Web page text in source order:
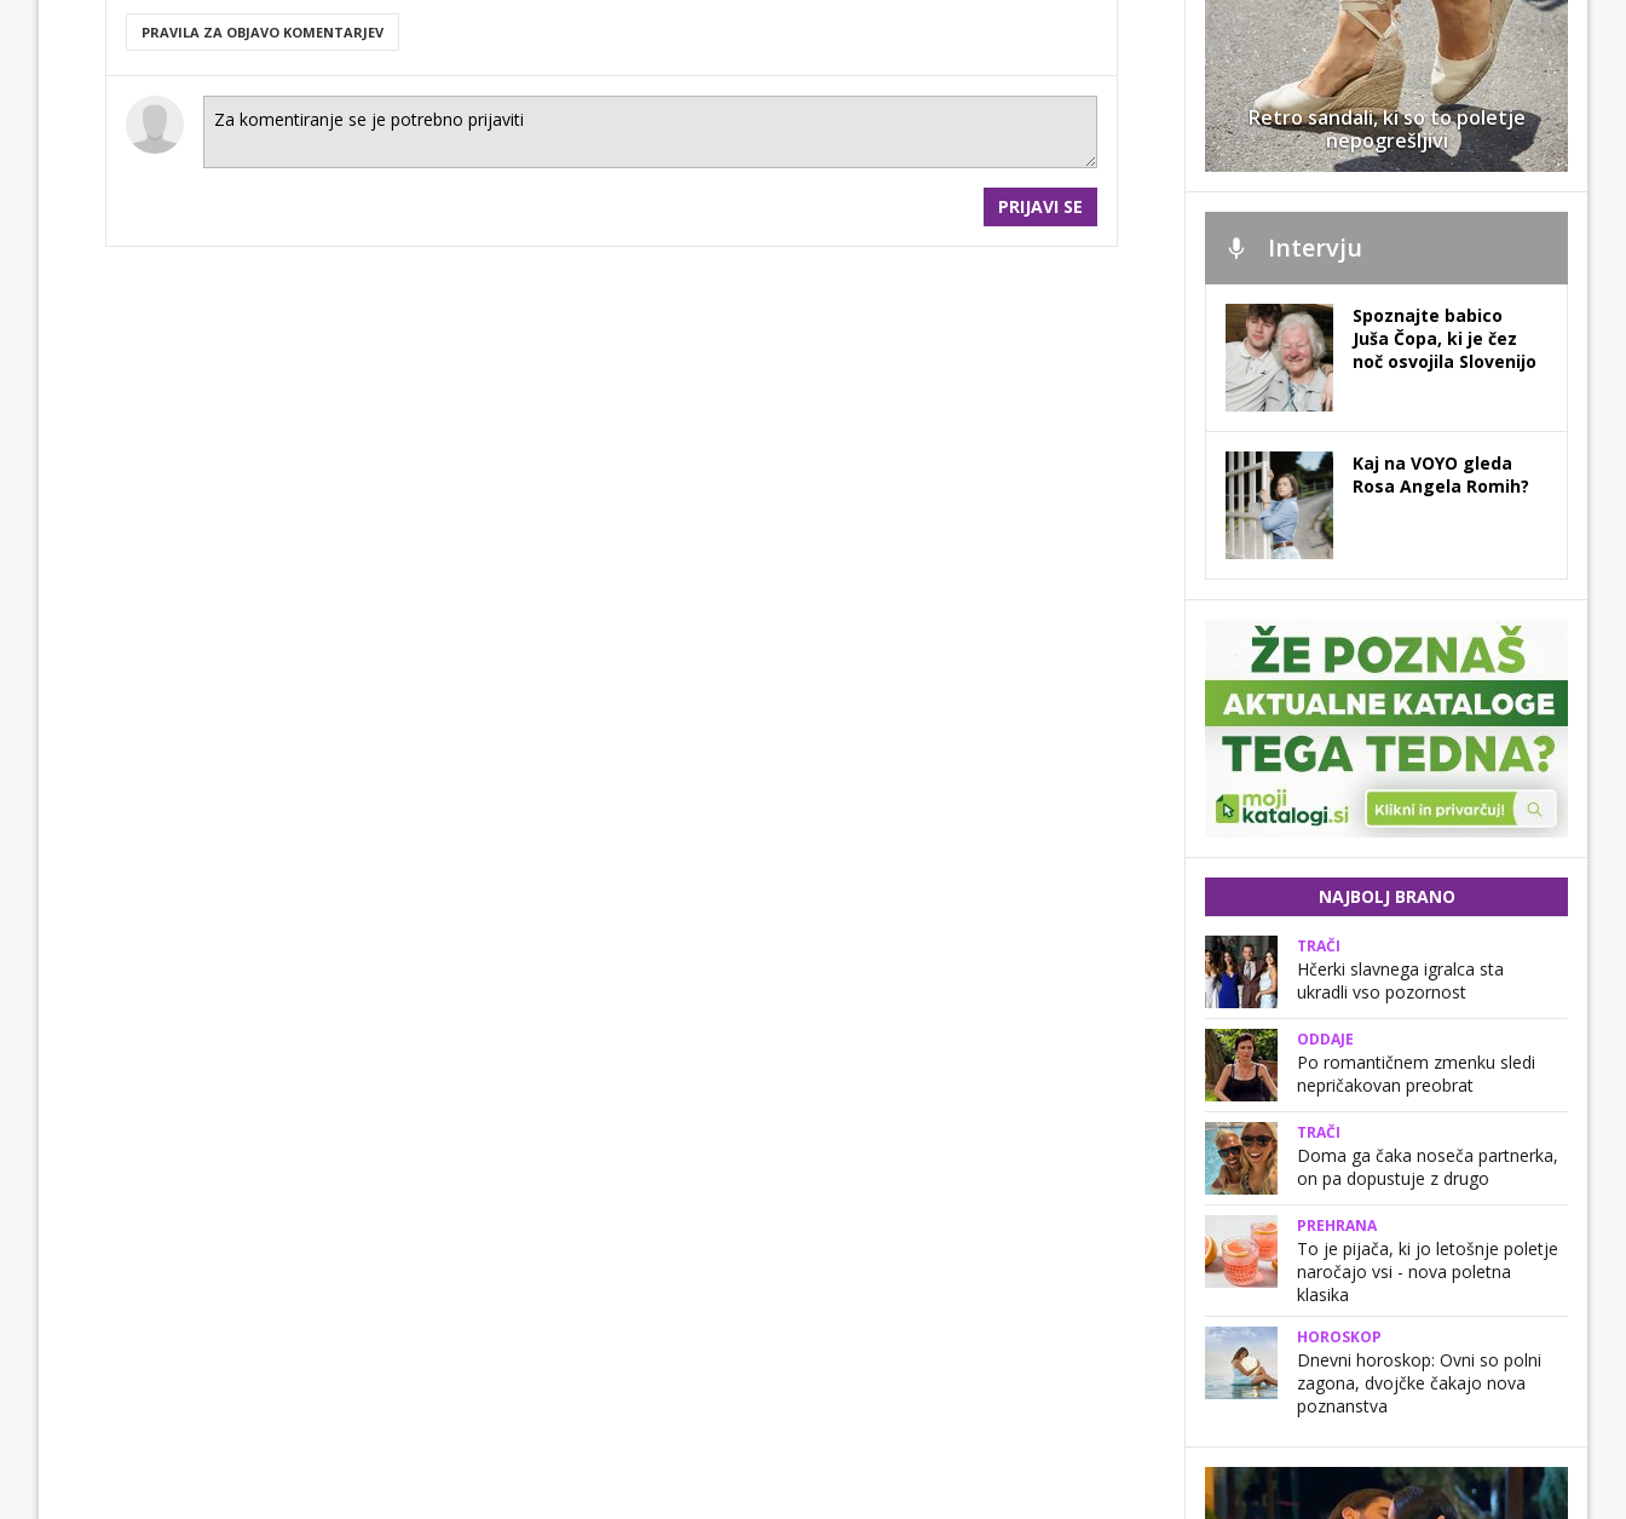
PRAVILA ZA OBJAVO KOMENTARJEV
PRIJAVI SE
Retro sandali, ki so to poletje
nepogrešljivi
Intervju
Spoznajte babico
Juša Čopa, ki je čez
noč osvojila Slovenijo
Kaj na VOYO gleda
Rosa Angela Romih?
NAJBOLJ BRANO
TRAČI
Hčerki slavnega igralca sta
ukradli vso pozornost
ODDAJE
Po romantičnem zmenku sledi
nepričakovan preobrat
TRAČI
Doma ga čaka noseča partnerka,
on pa dopustuje z drugo
PREHRANA
To je pijača, ki jo letošnje poletje
naročajo vsi - nova poletna
klasika
HOROSKOP
Dnevni horoskop: Ovni so polni
zagona, dvojčke čakajo nova
poznanstva